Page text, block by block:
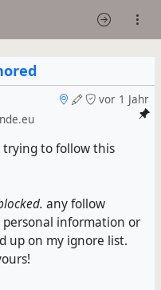
vor 1 Jahr
to follow this
any follow
information or
up on my ignore list.